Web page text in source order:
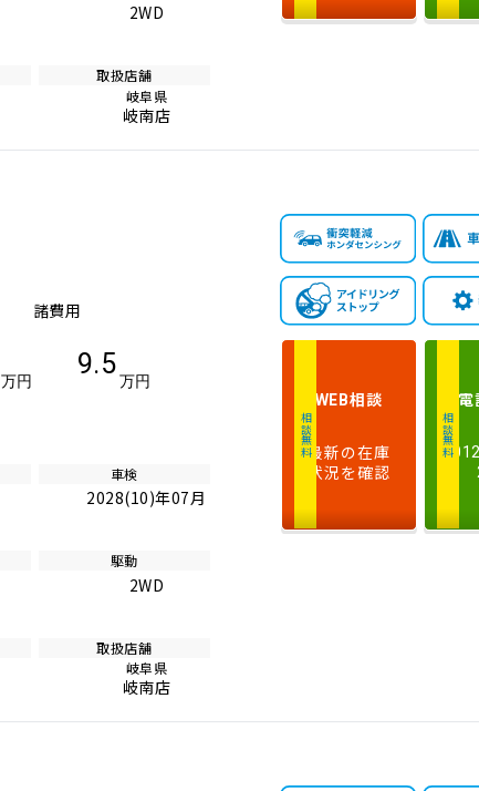
検
多い
2WD
取扱店舗
岐阜県
岐南店
万円
諸費用
9.5
万円
車検
2028(10)年07月
駆動
2WD
取扱店舗
岐阜県
岐南店
相談無料
WEB相談
最新の在庫
状況を確認
相談無料
電